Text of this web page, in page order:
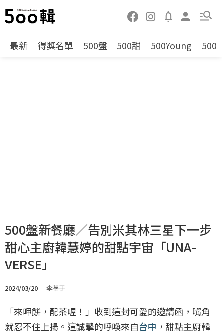
最新 得獎名單 500盤 500甜 500Young 500
500盤新餐廳／告別米其林三星下一步
甜心主廚韓慧婷的甜點宇宙「UNA-
VERSE」
2024/03/20 李莘于
「來呷餅，配茶喔！」收到這封可愛的邀請函，嘴角
就忍不住上揚。這誠摯的呼喚來自台中 ，甜點主廚韓